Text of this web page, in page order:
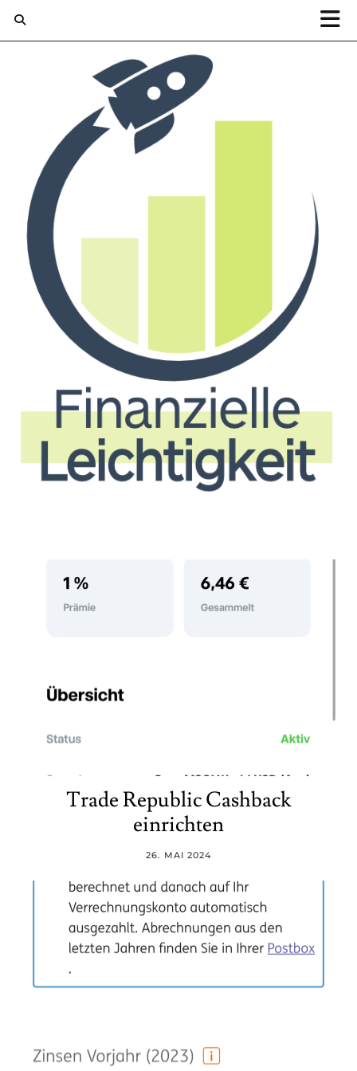
Trade Republic Cashback
einrichten
26. MAI 2024